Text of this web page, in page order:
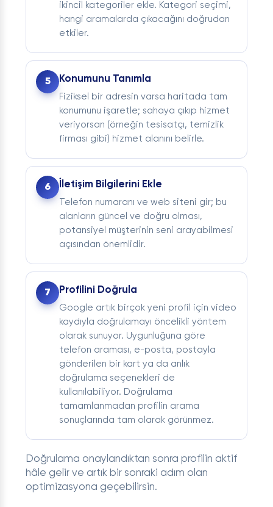
ikincil kategoriler ekle. Kategori seçimi,
hangi aramalarda çıkacağını doğrudan
etkiler.
Konumunu Tanımla
Fiziksel bir adresin varsa haritada tam
konumunu işaretle; sahaya çıkıp hizmet
veriyorsan (örneğin tesisatçı, temizlik
firması gibi) hizmet alanını belirle.
İletişim Bilgilerini Ekle
Telefon numaranı ve web siteni gir; bu
alanların güncel ve doğru olması,
potansiyel müşterinin seni arayabilmesi
açısından önemlidir.
Profilini Doğrula
Google artık birçok yeni profil için video
kaydıyla doğrulamayı öncelikli yöntem
olarak sunuyor. Uygunluğuna göre
telefon araması, e-posta, postayla
gönderilen bir kart ya da anlık
doğrulama seçenekleri de
kullanılabiliyor. Doğrulama
tamamlanmadan profilin arama
sonuçlarında tam olarak görünmez.
Doğrulama onaylandıktan sonra profilin aktif
hâle gelir ve artık bir sonraki adım olan
optimizasyona geçebilirsin.